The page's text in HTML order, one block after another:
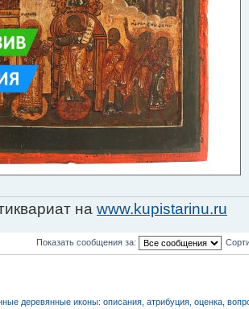
на www.kupistarinu.ru
Показать сообщения за:
деревянные иконы: описания, атрибуция, оценка,